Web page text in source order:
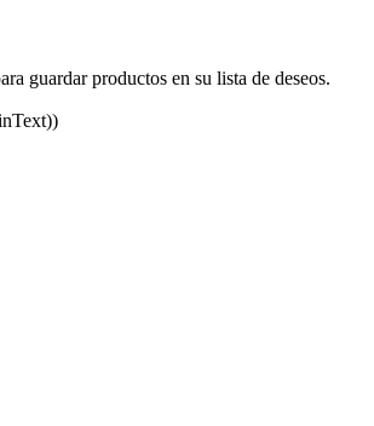
guardar productos en su lista de deseos.